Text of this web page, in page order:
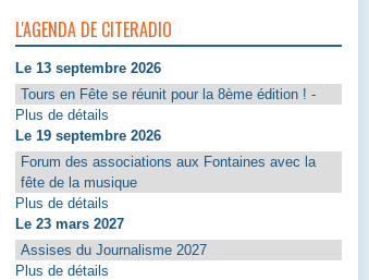
L'AGENDA DE CITERADIO
Le 13 septembre 2026
Tours en Fête se réunit pour la 8ème édition ! -
Plus de détails
Le 19 septembre 2026
Forum des associations aux Fontaines avec la
fête de la musique
Plus de détails
Le 23 mars 2027
Assises du Journalisme 2027
Plus de détails